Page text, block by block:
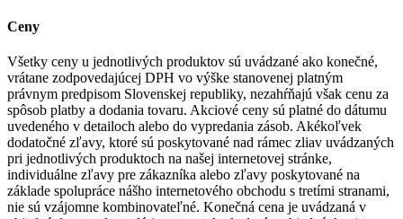
Ceny
Všetky ceny u jednotlivých produktov sú uvádzané ako konečné,
vrátane zodpovedajúcej DPH vo výške stanovenej platným
právnym predpisom Slovenskej republiky, nezahŕňajú však cenu za
spôsob platby a dodania tovaru. Akciové ceny sú platné do dátumu
uvedeného v detailoch alebo do vypredania zásob. Akékoľvek
dodatočné zľavy, ktoré sú poskytované nad rámec zliav uvádzaných
pri jednotlivých produktoch na našej internetovej stránke,
individuálne zľavy pre zákazníka alebo zľavy poskytované na
základe spolupráce nášho internetového obchodu s tretími stranami,
nie sú vzájomne kombinovateľné. Konečná cena je uvádzaná v